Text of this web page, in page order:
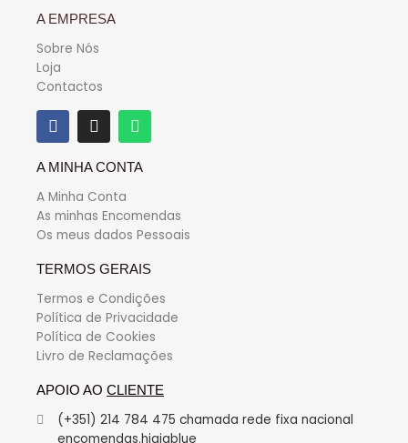
A EMPRESA
Sobre Nós
Loja
Contactos
A MINHA CONTA
A Minha Conta
As minhas Encomendas
Os meus dados Pessoais
TERMOS GERAIS
Termos e Condições
Política de Privacidade
Política de Cookies
Livro de Reclamações
APOIO AO CLIENTE
(+351) 214 784 475 chamada rede fixa nacional
encomendas.higiablue